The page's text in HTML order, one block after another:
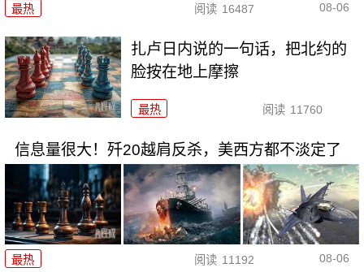
最热 阅读 16487 08-06
扎卢日内说的一句话，把北约的
脸按在地上摩擦
最热 阅读 11760
信息量很大！歼20越肩反杀，美西方都不淡定了
最热 阅读 11192 08-06